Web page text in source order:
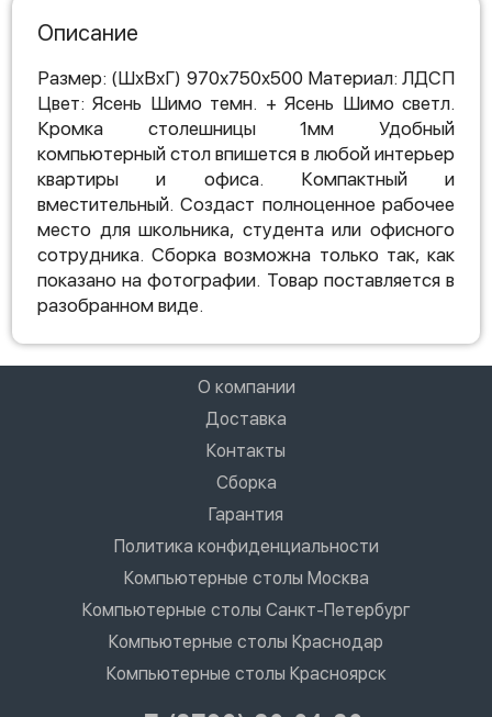
Описание
Размер: (ШхВхГ) 970x750x500 Материал: ЛДСП
Цвет: Ясень Шимо темн. + Ясень Шимо светл.
Кромка столешницы 1мм Удобный
компьютерный стол впишется в любой интерьер
квартиры и офиса. Компактный и
вместительный. Создаст полноценное рабочее
место для школьника, студента или офисного
сотрудника. Сборка возможна только так, как
показано на фотографии. Товар поставляется в
разобранном виде.
О компании
Доставка
Контакты
Сборка
Гарантия
Политика конфиденциальности
Компьютерные столы Москва
Компьютерные столы Санкт-Петербург
Компьютерные столы Краснодар
Компьютерные столы Красноярск